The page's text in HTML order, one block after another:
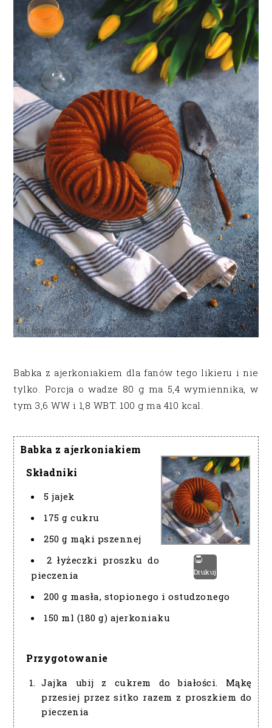
Babka z ajerkoniakiem dla fanów tego likieru i nie
tylko. Porcja o wadze 80 g ma 5,4 wymiennika, w
tym 3,6 WW i 1,8 WBT. 100 g ma 410 kcal.
Babka z ajerkoniakiem
Drukuj
Składniki
5 jajek
175 g cukru
250 g mąki pszennej
2 łyżeczki proszku do
pieczenia
200 g masła, stopionego i ostudzonego
150 ml (180 g) ajerkoniaku
Przygotowanie
Jajka ubij z cukrem do białości. Mąkę
przesiej przez sitko razem z proszkiem do
pieczenia